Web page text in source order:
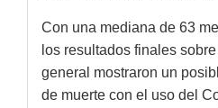
Con una mediana de 63
los resultados finales
general mostraron un
de muerte con el uso del